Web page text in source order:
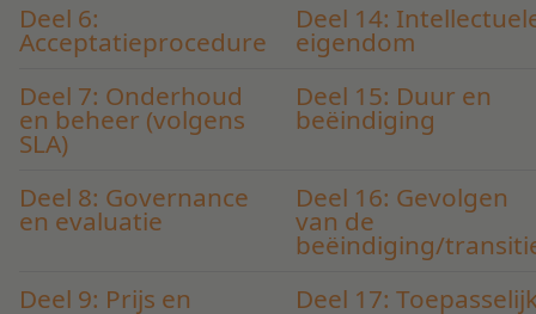
Deel 6:
Acceptatieprocedure
Deel 14:
eigendom
Deel 7: Onderhoud
en beheer (volgens
SLA)
Deel 15: Duur en
beëindiging
Deel 8: Governance
en evaluatie
Deel 16: Gevolgen
van de
beëindiging/
Deel 9: Prijs en
Deel 17: